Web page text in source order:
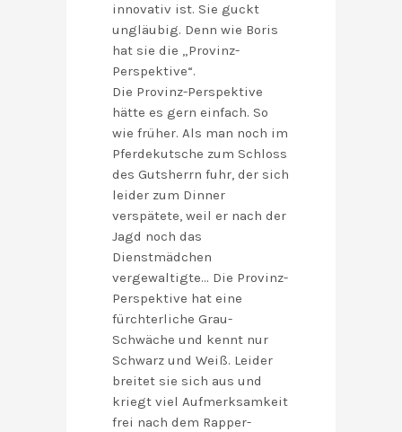
innovativ ist. Sie guckt
ungläubig. Denn wie Boris
hat sie die „Provinz-
Perspektive“.
Die Provinz-Perspektive
hätte es gern einfach. So
wie früher. Als man noch im
Pferdekutsche zum Schloss
des Gutsherrn fuhr, der sich
leider zum Dinner
verspätete, weil er nach der
Jagd noch das
Dienstmädchen
vergewaltigte… Die Provinz-
Perspektive hat eine
fürchterliche Grau-
Schwäche und kennt nur
Schwarz und Weiß. Leider
breitet sie sich aus und
kriegt viel Aufmerksamkeit
frei nach dem Rapper-